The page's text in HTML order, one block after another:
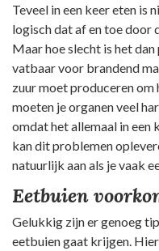
Teveel in een keer eten is
logisch dat af en toe door
Maar hoe slecht is het
vatbaar voor brandend
zuur moet produceren
moeten je organen veel
omdat het allemaal in een
kan dit problemen
natuurlijk aan als je vaak
Eetbuien
Gelukkig zijn er genoeg
eetbuien gaat krijgen.